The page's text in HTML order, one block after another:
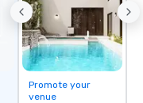
Promote your
venue